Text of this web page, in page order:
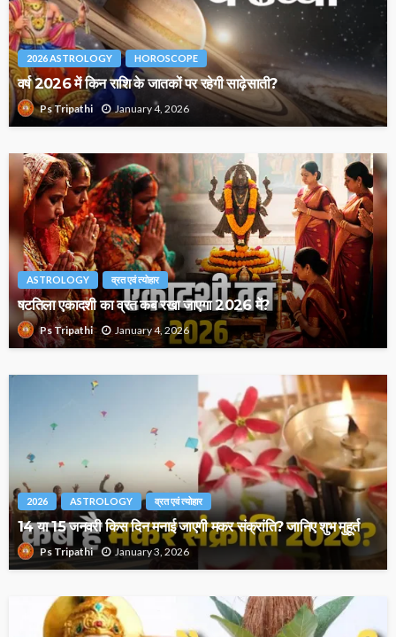
2026 ASTROLOGY HOROSCOPE
वर्ष 2026 में किन राशि के जातकों पर रहेगी साढ़ेसाती?
Ps Tripathi January 4, 2026
ASTROLOGY व्रत एवं त्योहार
षटतिला एकादशी का व्रत कब रखा जाएगा 2026 में?
Ps Tripathi January 4, 2026
2026 ASTROLOGY व्रत एवं त्योहार
14 या 15 जनवरी किस दिन मनाई जाएगी मकर संक्रांति? जानिए शुभ मुहूर्त
Ps Tripathi January 3, 2026